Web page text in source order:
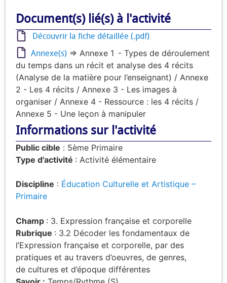
Document(s) lié(s) à l'activité
Découvrir la fiche détaillée (.pdf)
Annexe(s) => Annexe 1 - Types de déroulement
du temps dans un récit et analyse des 4 récits
(Analyse de la matière pour l’enseignant) / Annexe
2 - Les 4 récits / Annexe 3 - Les images à
organiser / Annexe 4 - Ressource : les 4 récits /
Annexe 5 - Une leçon à manipuler
Informations sur l'activité
Public cible : 5ème Primaire
Type d'activité : Activité élémentaire
Discipline : Éducation Culturelle et Artistique –
Primaire
Champ : 3. Expression française et corporelle
Rubrique : 3.2 Décoder les fondamentaux de
l’Expression française et corporelle, par des
pratiques et au travers d’oeuvres, de genres,
de cultures et d’époque différentes